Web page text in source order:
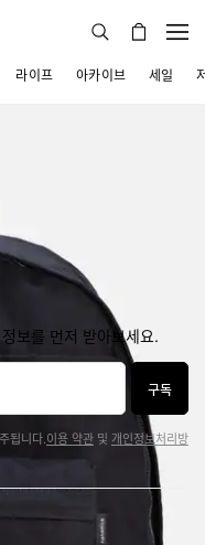
라이프 아카이브 세일
보를 먼저 받아보세요.
구독
됩니다. 이용 약관 및 개인정보처리방